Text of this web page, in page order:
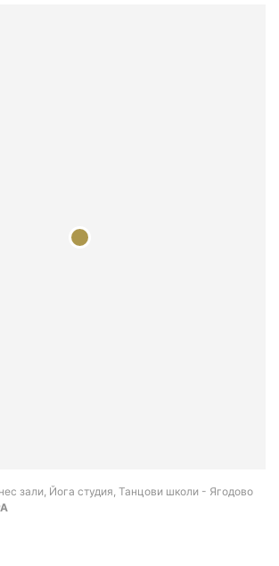
зали, Йога студия, Танцови школи - Ягодово